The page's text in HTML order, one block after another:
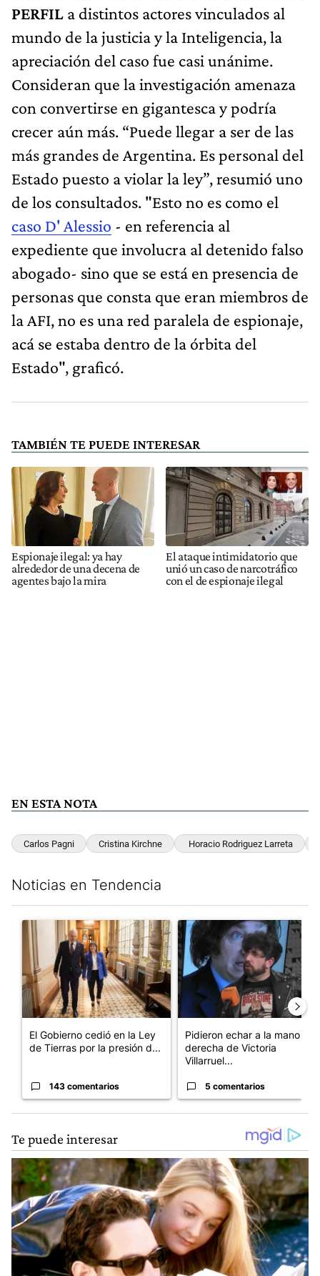
PERFIL a distintos actores vinculados al
mundo de la justicia y la Inteligencia, la
apreciación del caso fue casi unánime.
Consideran que la investigación amenaza
con convertirse en gigantesca y podría
crecer aún más. “Puede llegar a ser de las
más grandes de Argentina. Es personal del
Estado puesto a violar la ley”, resumió uno
de los consultados. "Esto no es como el
caso D' Alessio - en referencia al
expediente que involucra al detenido falso
abogado- sino que se está en presencia de
personas que consta que eran miembros de
la AFI, no es una red paralela de espionaje,
acá se estaba dentro de la órbita del
Estado", graficó.
TAMBIÉN TE PUEDE INTERESAR
Espionaje ilegal: ya hay
alrededor de una decena de
agentes bajo la mira
El ataque intimidatorio que
unió un caso de narcotráfico
con el de espionaje ilegal
EN ESTA NOTA
Carlos Pagni Cristina Kirchne Horacio Rodriguez Larreta
Noticias en Tendencia
Un artículo de tendencia con el título "El Gobierno cedió en
El Gobierno cedió en la Ley
de Tierras por la presión d...
143 comentarios
Un artículo de tendencia con
Pidieron echar a la mano
derecha de Victoria
Villarruel...
5 comentarios